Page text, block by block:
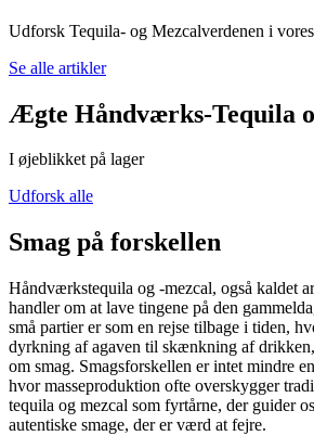
Udforsk Tequila- og Mezcalverdenen i
Se alle artikler
Ægte Håndværks-Tequila
I øjeblikket på lager
Udforsk alle
Smag på forskellen
Håndværkstequila og -mezcal, også kaldet
handler om at lave tingene på den
små partier er som en rejse tilbage i tiden,
dyrkning af agaven til skænkning af
om smag. Smagsforskellen er intet mindre
hvor masseproduktion ofte overskygger
tequila og mezcal som fyrtårne, der guider
autentiske smage, der er værd at fejre.